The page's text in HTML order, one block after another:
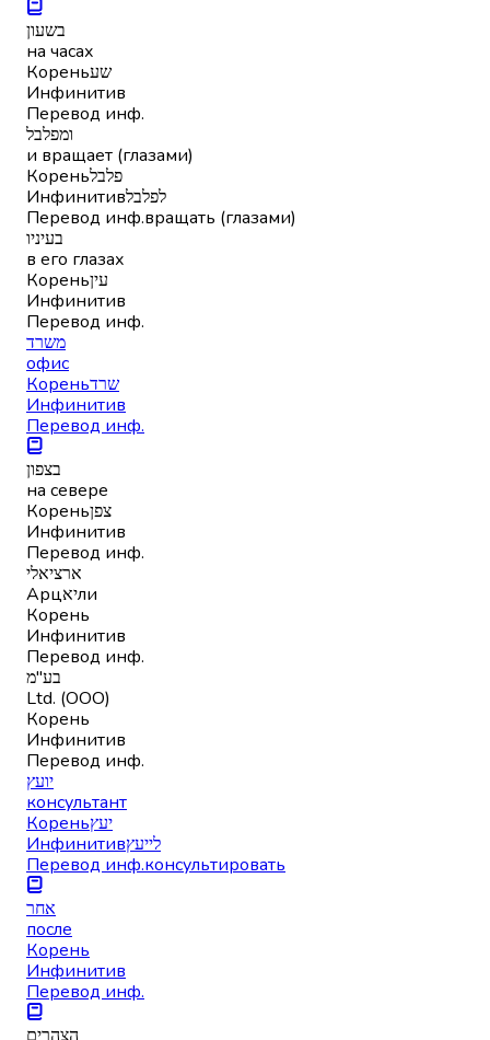
בשעון
на часах
Кореньשע
Инфинитив
Перевод инф.
ומפלבל
и вращает (глазами)
Кореньפלבל
Инфинитивלפלבל
Перевод инф.вращать (глазами)
בעיניו
в его глазах
Кореньעין
Инфинитив
Перевод инф.
משרד
офис
Кореньשרד
Инфинитив
Перевод инф.
בצפון
на севере
Кореньצפן
Инфинитив
Перевод инф.
ארציאלי
Арцיאли
Корень
Инфинитив
Перевод инф.
בע"מ
Ltd. (ООО)
Корень
Инфинитив
Перевод инф.
יועץ
консультант
Кореньיעץ
Инфинитивלייעץ
Перевод инф.консультировать
אחר
после
Корень
Инфинитив
Перевод инф.